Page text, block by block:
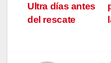
Ultra días antes
del rescate